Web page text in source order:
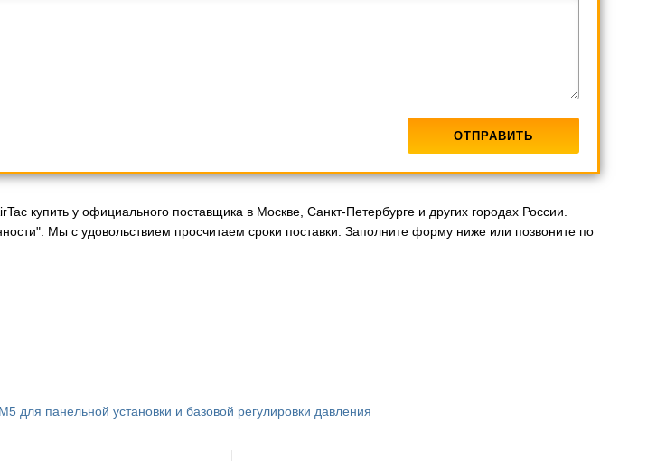
купить у официального поставщика в Москве, Санкт-Петербурге и других городах России.
Мы с удовольствием просчитаем сроки поставки. Заполните форму ниже или позвоните по
для панельной установки и базовой регулировки давления